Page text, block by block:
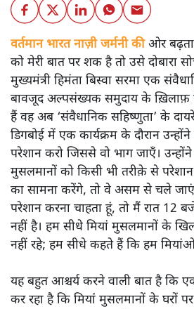
वर्तमान भारत नाज़ी जर्मनी कीओर बढ़ता
को मेरी बात पर शक है तो उसे दोबारा
मुख्यमंत्री हिमंता बिस्वा सरमा एक
बावजूद अल्पसंख्यक समुदाय के ख़िलाफ़
हैं वह अब ‘संवैधानिक सहिष्णुता’ के
डिगबोई में एक कार्यक्रम के दौरान
परेशान करो जिससे वो भाग जाएँ।
मुसलमानों को किसी भी तरीक़े से
का सामना करेंगे, तो वे असम से चले
परेशान करना चाहता हूं, तो मैं रात 12
नहीं है। हम सीधे मियां मुसलमानों के
नहीं रहे; हम सीधे कहते हैं कि हम
यह बहुत आश्चर्य करने वाली बात है कि
कर रहा है कि मियांं मुसलमानों के घरों